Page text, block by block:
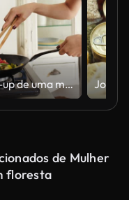
Close-up de uma mulher nova que cozinha a fritada do stir no wok
de Mulher
floresta